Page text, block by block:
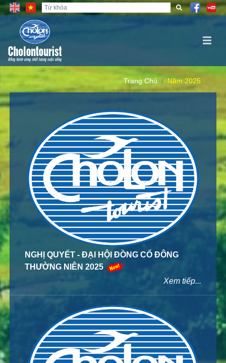
Trang Chủ Năm 2025
NGHỊ QUYẾT - ĐẠI HỘI ĐỒNG CỔ ĐÔNG
THƯỜNG NIÊN 2025
Xem tiếp...